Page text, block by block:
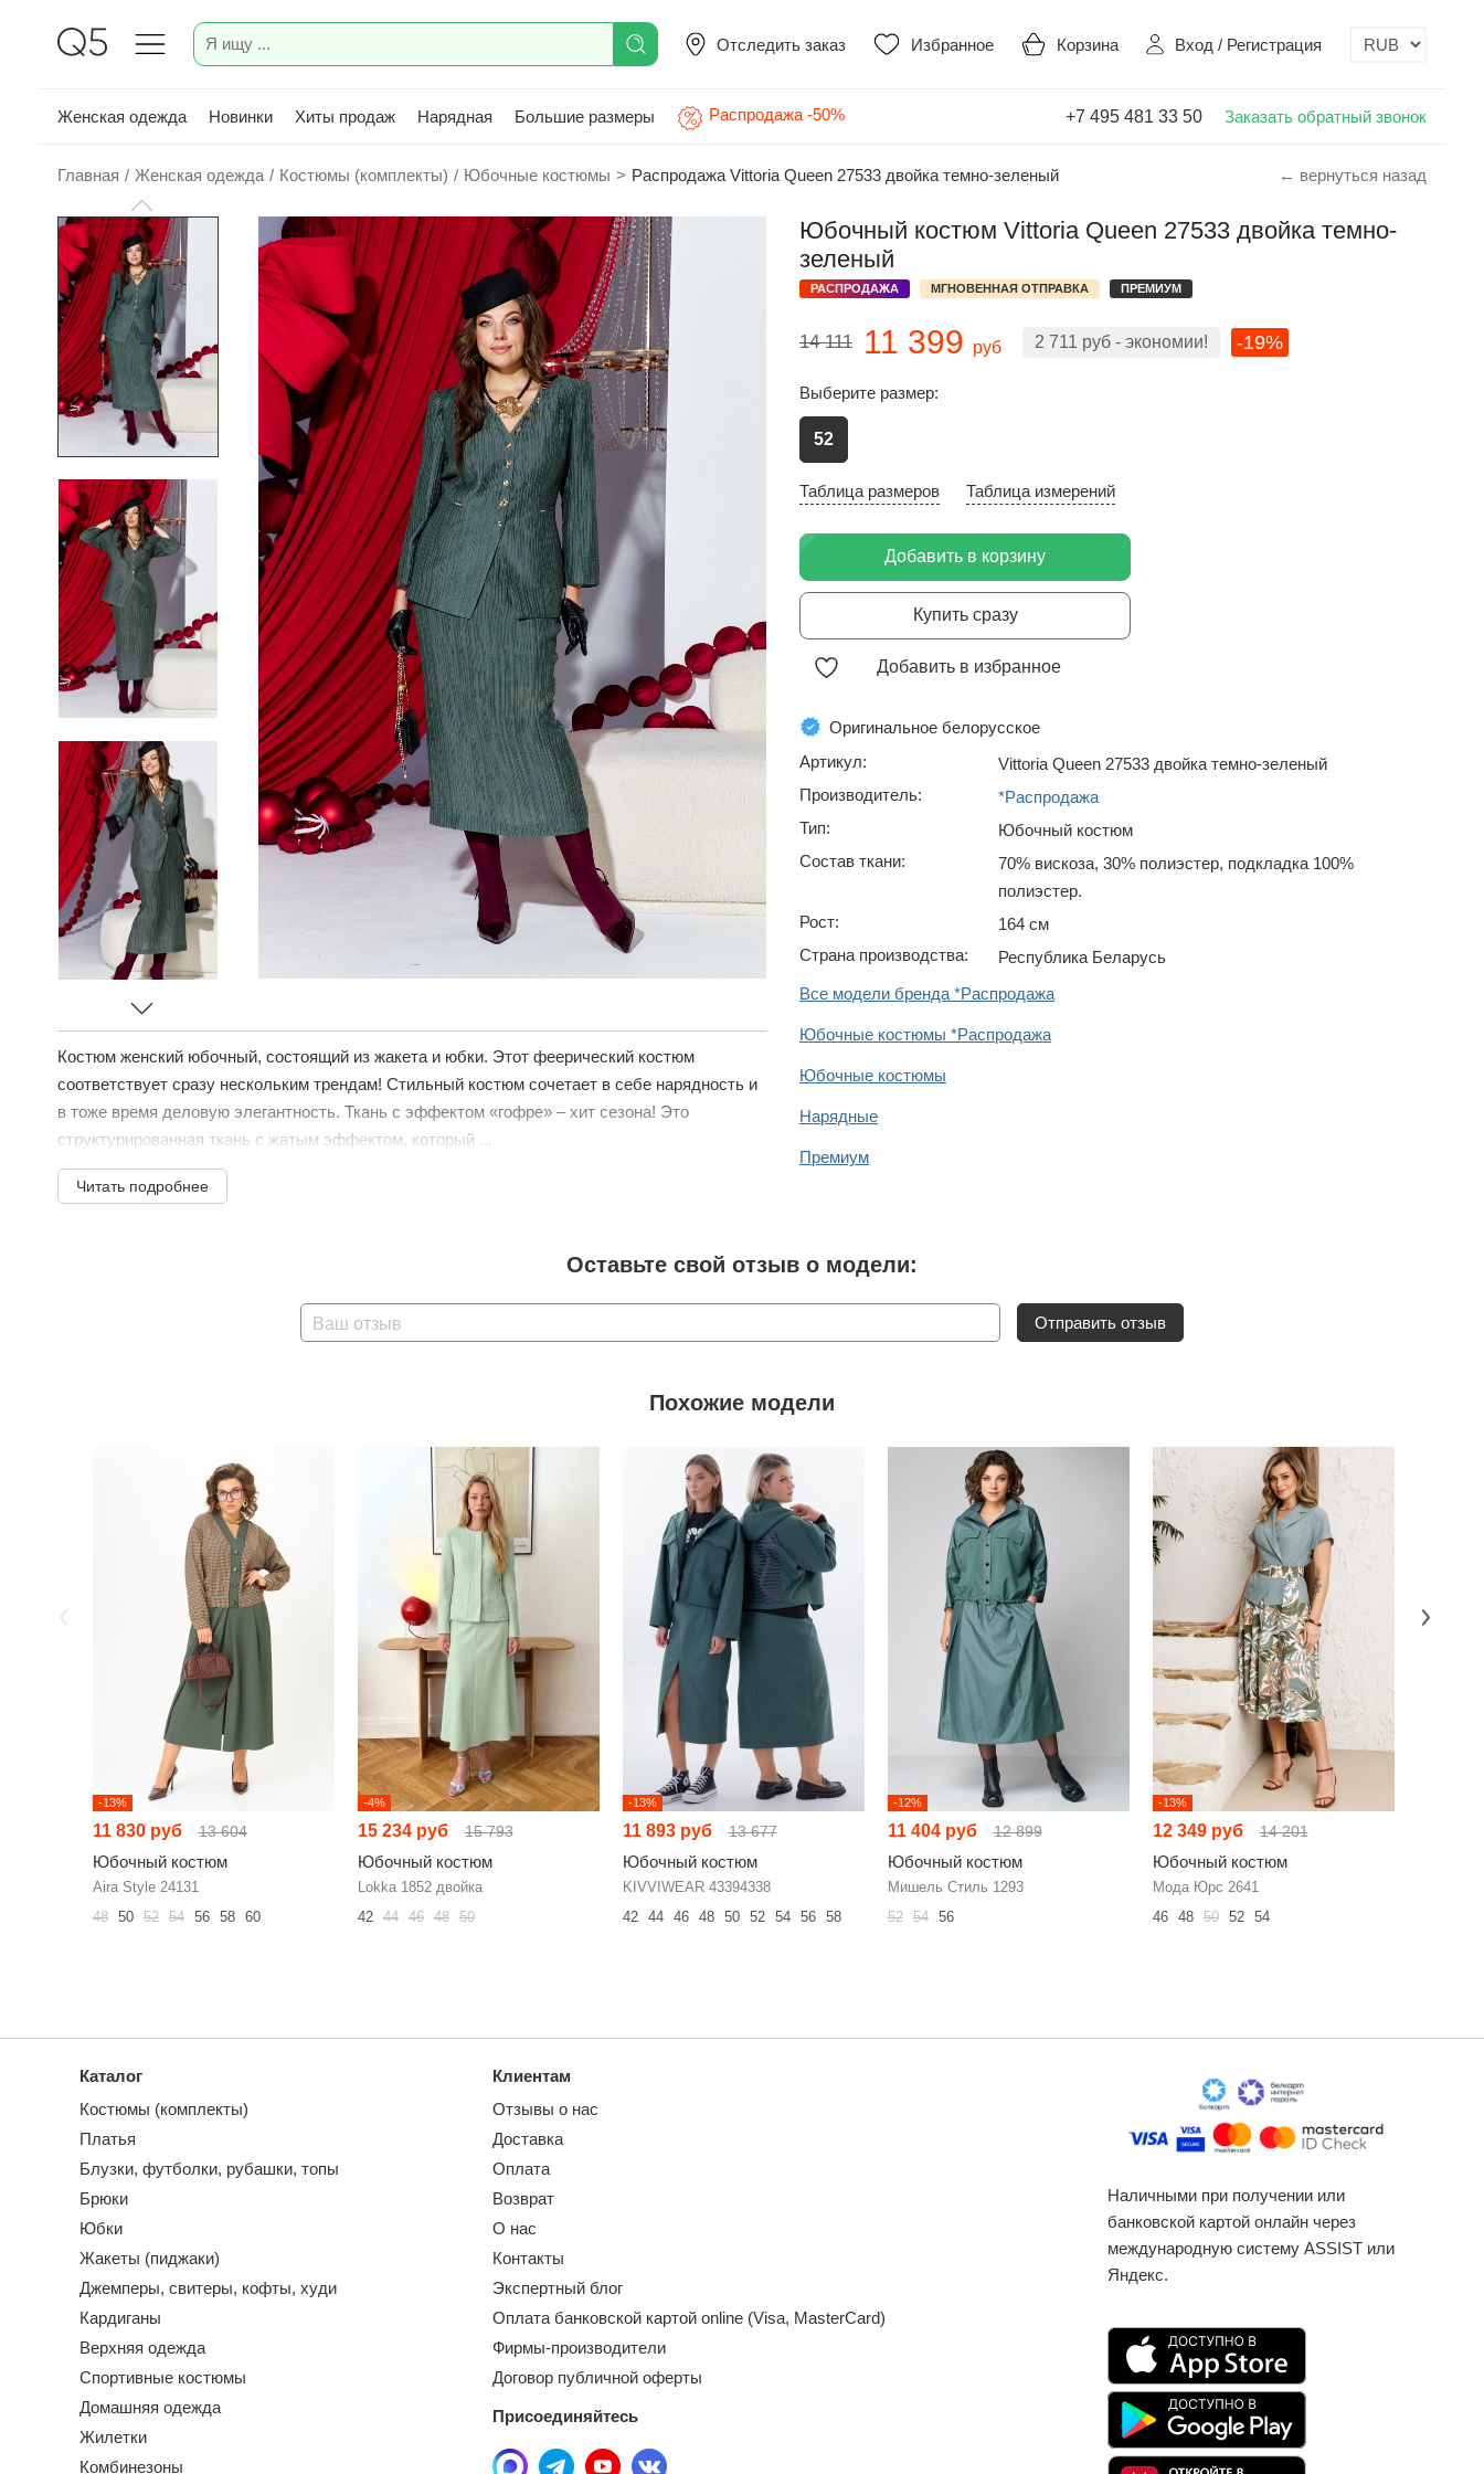
Отследить заказ Избранное Корзина Вход / Регистрация
Женская одежда Новинки Хиты продаж Нарядная Большие размеры Распродажа -50% +7 495 481 33 50 Заказать обратный звонок
Главная / Женская одежда / Костюмы (комплекты) / Юбочные костюмы > Распродажа Vittoria Queen 27533 двойка темно-зеленый ← вернуться назад
Костюм женский юбочный, состоящий из жакета и юбки. Этот феерический костюм
соответствует сразу нескольким трендам! Стильный костюм сочетает в себе нарядность и
в тоже время деловую элегантность. Ткань с эффектом «гофре» – хит сезона! Это
структурированная ткань с жатым эффектом, который ...
Читать подробнее
Юбочный костюм Vittoria Queen 27533 двойка темно-
зеленый
РАСПРОДАЖА МГНОВЕННАЯ ОТПРАВКА ПРЕМИУМ
14 111 11 399 руб 2 711 руб - экономии! -19%
Выберите размер:
52
Таблица размеров Таблица измерений
Добавить в корзину
Купить сразу
Добавить в избранное
Оригинальное белорусское
Артикул:
Vittoria Queen 27533 двойка темно-зеленый
Производитель:
*Распродажа
Тип:
Юбочный костюм
Состав ткани:
70% вискоза, 30% полиэстер, подкладка 100%
полиэстер.
Рост:
164 см
Страна производства:
Республика Беларусь
Все модели бренда *Распродажа
Юбочные костюмы *Распродажа
Юбочные костюмы
Нарядные
Премиум
Оставьте свой отзыв о модели:
Ваш отзыв Отправить отзыв
Похожие модели
-13%
11 830 руб 13 604
Юбочный костюм
Aira Style 24131
48
50 52 54 56 58 60
-4%
15 234 руб 15 793
Юбочный костюм
Lokka 1852 двойка
42 44 46 48 50
-13%
11 893 руб 13 677
Юбочный костюм
KIVVIWEAR 43394338
42
44 46 48 50 52 54 56 58
-12%
11 404 руб 12 899
Юбочный костюм
Мишель Стиль 1293
52 54 56
-13%
12 349 руб 14 201
Юбочный костюм
Мода Юрс 2641
46
48 50 52 54
Каталог
Костюмы (комплекты)
Платья
Блузки, футболки, рубашки, топы
Брюки
Юбки
Жакеты (пиджаки)
Джемперы, свитеры, кофты, худи
Кардиганы
Верхняя одежда
Спортивные костюмы
Домашняя одежда
Жилетки
Комбинезоны
Клиентам
Отзывы о нас
Доставка
Оплата
Возврат
О нас
Контакты
Экспертный блог
Оплата банковской картой online (Visa, MasterCard)
Фирмы-производители
Договор публичной оферты
Присоединяйтесь
Наличными при получении или
банковской картой онлайн через
международную систему ASSIST или
Яндекс.